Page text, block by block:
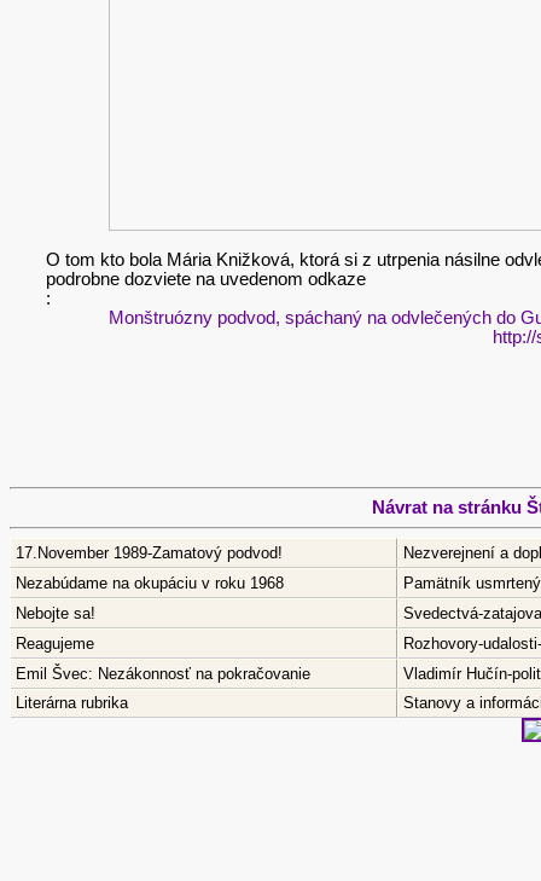
O tom kto bola Mária Knižková, ktorá si z utrpenia násilne
podrobne dozviete na uvedenom odkaze
:
Monštruózny podvod, spáchaný na odvlečených do
Návrat na stránku
17.November 1989-Zamatový podvod!
Nezverejnení a
Nezabúdame na okupáciu v roku 1968
Pamätník
Nebojte sa!
Svedectvá-
Reagujeme
Rozhovory-
Emil Švec: Nezákonnosť na pokračovanie
Vladimír Hučín-
Literárna rubrika
Stanovy a